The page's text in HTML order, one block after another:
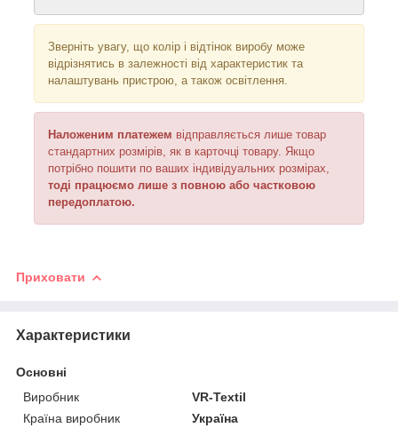
Зверніть увагу, що колір і відтінок виробу може
відрізнятись в залежності від характеристик та
налаштувань пристрою, а також освітлення.
Наложеним платежем відправляється лише товар
стандартних розмірів, як в карточці товару. Якщо
потрібно пошити по ваших індивідуальних розмірах,
тоді працюємо лише з повною або частковою
передоплатою.
Приховати
Характеристики
Основні
Виробник
VR-Textil
Країна виробник
Україна